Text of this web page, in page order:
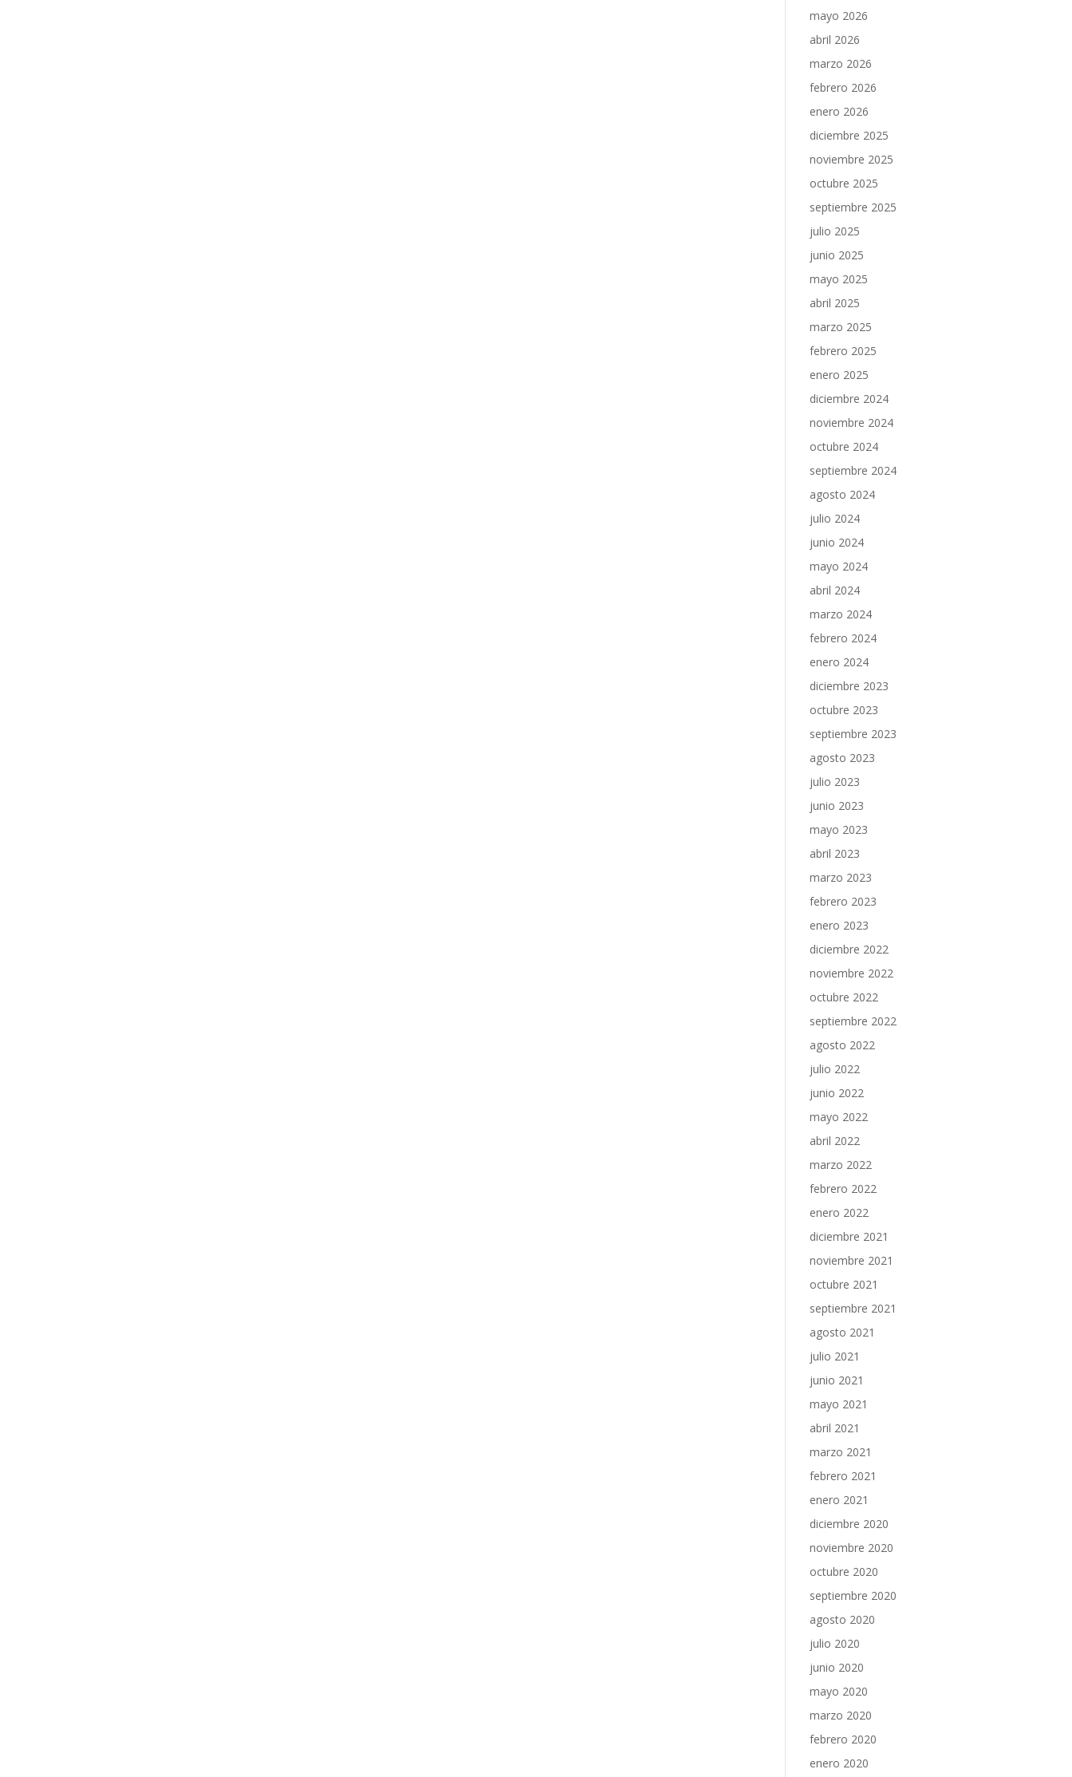
mayo 2026
abril 2026
marzo 2026
febrero 2026
enero 2026
diciembre 2025
noviembre 2025
octubre 2025
septiembre 2025
julio 2025
junio 2025
mayo 2025
abril 2025
marzo 2025
febrero 2025
enero 2025
diciembre 2024
noviembre 2024
octubre 2024
septiembre 2024
agosto 2024
julio 2024
junio 2024
mayo 2024
abril 2024
marzo 2024
febrero 2024
enero 2024
diciembre 2023
octubre 2023
septiembre 2023
agosto 2023
julio 2023
junio 2023
mayo 2023
abril 2023
marzo 2023
febrero 2023
enero 2023
diciembre 2022
noviembre 2022
octubre 2022
septiembre 2022
agosto 2022
julio 2022
junio 2022
mayo 2022
abril 2022
marzo 2022
febrero 2022
enero 2022
diciembre 2021
noviembre 2021
octubre 2021
septiembre 2021
agosto 2021
julio 2021
junio 2021
mayo 2021
abril 2021
marzo 2021
febrero 2021
enero 2021
diciembre 2020
noviembre 2020
octubre 2020
septiembre 2020
agosto 2020
julio 2020
junio 2020
mayo 2020
marzo 2020
febrero 2020
enero 2020